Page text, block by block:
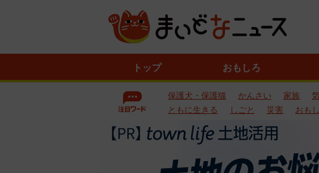
トップ おもしろ
保護犬・保護猫 かんさい 家族
ともに生きる
しごと 災害 おも